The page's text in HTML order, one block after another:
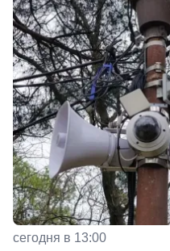
сегодня в 13:00